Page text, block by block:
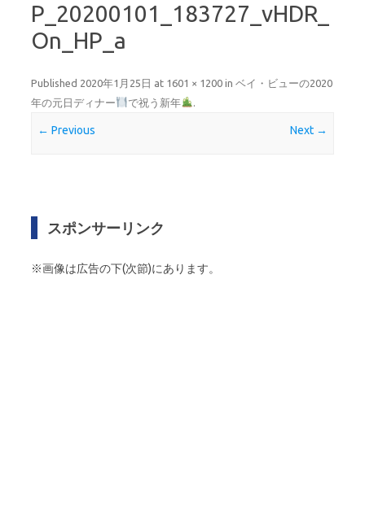
P_20200101_183727_vHDR_
On_HP_a
Published 2020年1月25日 at 1601 × 1200 in ベイ・ビューの2020
年の元日ディナー
で祝う新年 .
← Previous Next →
スポンサーリンク
※画像は広告の下(次節)にあります。